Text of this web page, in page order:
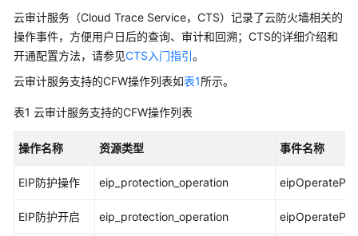
产
品
绍
费
明
快
云审计服务（Cloud Trace Service，CTS）记录了云防火墙相关的
操作事件，方便用户日后的查询、审计和回溯；CTS的详细介绍和
开通配置方法，请参见CTS入门指引。
云审计服务支持的CFW操作列表如表1所示。
表1 云审计服务支持的CFW操作列表
操作名称 资源类型 事件名称
EIP防护操作 eip_protection_operation
EIP防护开启 eip_protection_operation